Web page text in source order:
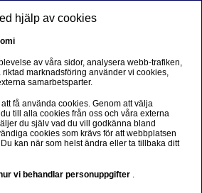
ikke på norsk
siden|Fortsett til en lignende
hjälp av cookies
av våra sidor, analysera webb-trafiken,
marknadsföring använder vi cookies,
samarbetsparter.
få använda cookies. Genom att välja
till alla cookies från oss och våra externa
du själv vad du vill godkänna bland
cookies som krävs för att webbplatsen
kan när som helst ändra eller ta tillbaka ditt
hur vi behandlar personuppgifter .